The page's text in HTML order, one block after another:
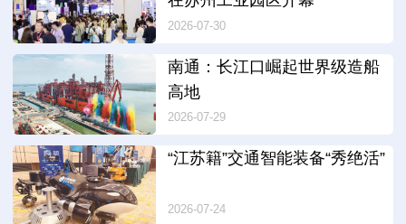
2026-07-30
南通：长江口崛起世界级造船
高地
2026-07-29
“江苏籍”交通智能装备“秀绝活”
2026-07-24